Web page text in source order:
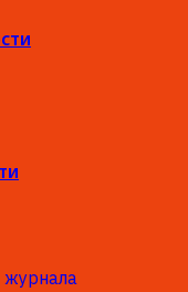
журнала